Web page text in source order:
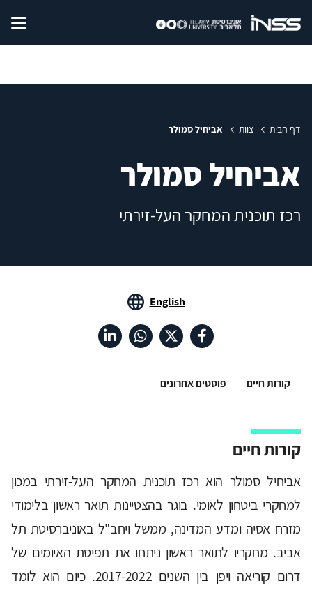
דף הבית צוות אביחיל סמולר
אביחיל סמולר
רכז תוכנית המחקר העל-זירתי
English
קורות חיים פוסטים אחרונים
קורות חיים
אביחיל סמולר הוא רכז תוכנית המחקר העל-זירתי במכון
למחקרי ביטחון לאומי. בוגר בהצטיינות תואר ראשון בלימודי
מזרח אסיה ומדע המדינה, ממשל ויחב"ל באוניברסיטת תל
אביב. מחקריו לתואר ראשון ניתחו את תפיסת האיומים של
דרום קוריאה ויפן בין השנים 2017-2022. כיום הוא לומד